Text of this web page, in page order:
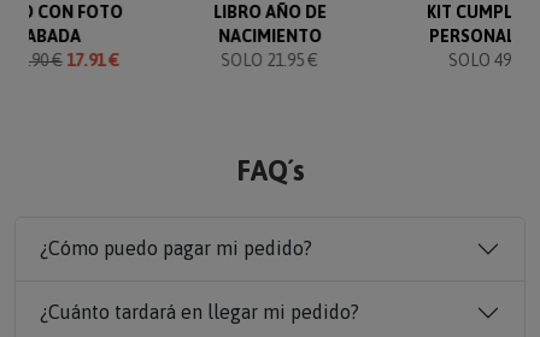
CON FOTO
GRABADA
19.90 €17.91 €
LIBRO AÑO DE
NACIMIENTO
SOLO 21.95 €
KIT
SOLO 49.90
FAQ´s
¿Cómo puedo pagar mi pedido?
¿Cuánto tardará en llegar mi pedido?